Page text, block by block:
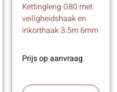
Kettingleng G80 met
veiligheidshaak en
inkorthaak 3.5m 6mm
Prijs op aanvraag